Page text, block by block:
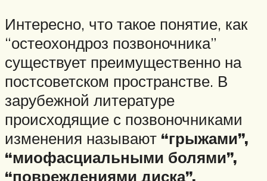
Интересно, что такое понятие, как
“остеохондроз позвоночника”
существует преимущественно на
постсоветском пространстве. В
зарубежной литературе
происходящие с позвоночниками
изменения называют “грыжами”,
“миофасциальными болями”,
“повреждениями диска”,